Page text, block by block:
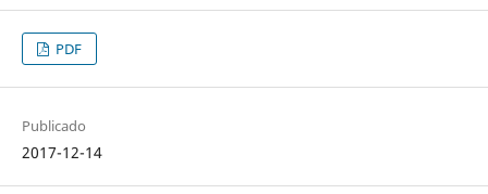
PDF
Publicado
2017-12-14